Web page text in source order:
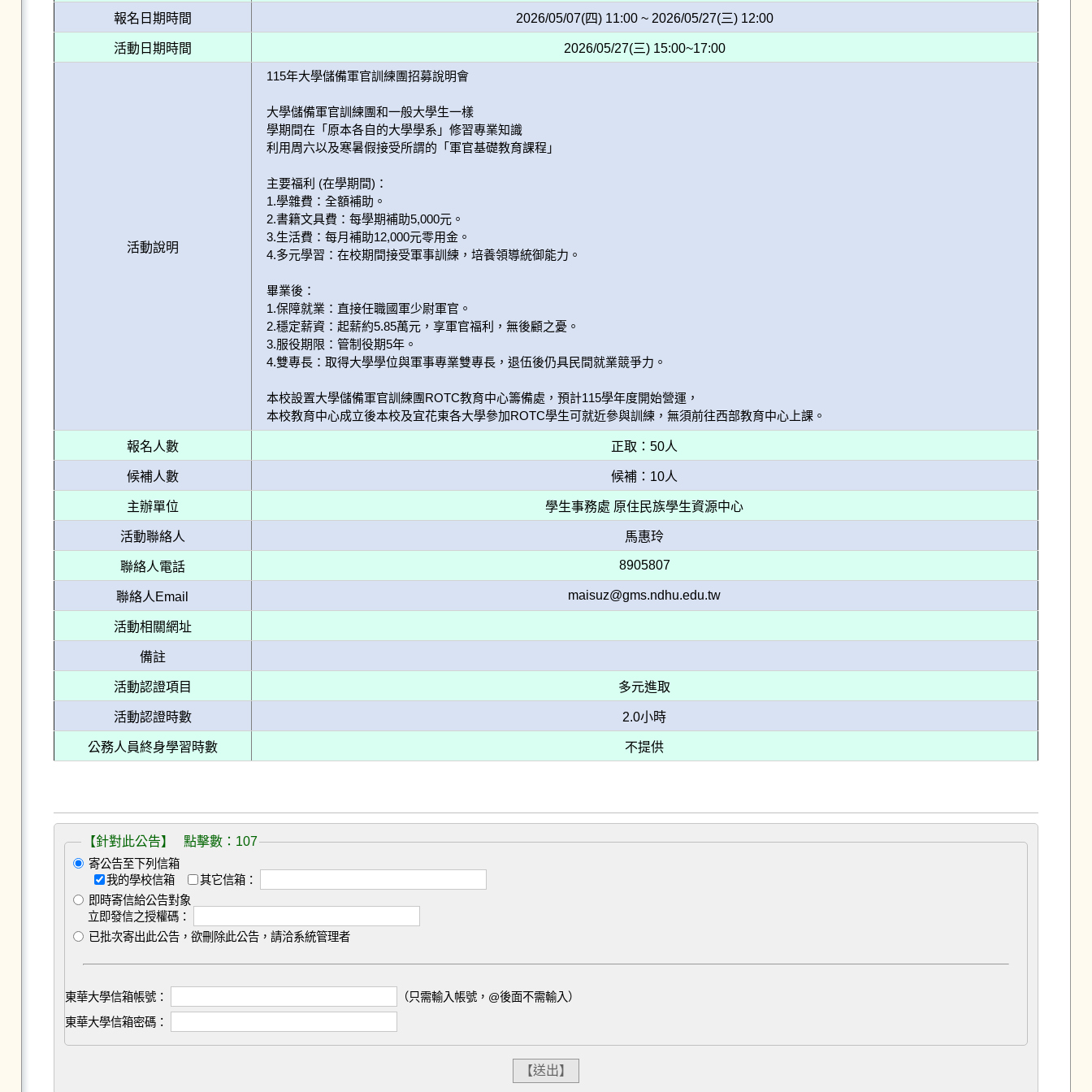
報名日期時間 2026/05/07(四) 11:00 ~ 2026/05/27(三) 12:00
活動日期時間 2026/05/27(三) 15:00~17:00
活動說明
115年大學儲備軍官訓練團招募說明會
大學儲備軍官訓練團和一般大學生一樣
學期間在「原本各自的大學學系」修習專業知識
利用周六以及寒暑假接受所謂的「軍官基礎教育課程」
主要福利 (在學期間)：
1.學雜費：全額補助。
2.書籍文具費：每學期補助5,000元。
3.生活費：每月補助12,000元零用金。
4.多元學習：在校期間接受軍事訓練，培養領導統御能力。
畢業後：
1.保障就業：直接任職國軍少尉軍官。
2.穩定薪資：起薪約5.85萬元，享軍官福利，無後顧之憂。
3.服役期限：管制役期5年。
4.雙專長：取得大學學位與軍事專業雙專長，退伍後仍具民間就業競爭力。
本校設置大學儲備軍官訓練團ROTC教育中心籌備處，預計115學年度開始營運，
本校教育中心成立後本校及宜花東各大學參加ROTC學生可就近參與訓練，無須前往西部教育中心上課。
報名人數 正取：50人
候補人數 候補：10人
主辦單位 學生事務處 原住民族學生資源中心
活動聯絡人 馬惠玲
聯絡人電話 8905807
聯絡人Email maisuz@gms.ndhu.edu.tw
活動相關網址
備註
活動認證項目 多元進取
活動認證時數 2.0小時
公務人員終身學習時數 不提供
【針對此公告】 點擊數：107
寄公告至下列信箱
我的學校信箱
其它信箱：
即時寄信給公告對象
立即發信之授權碼：
已批次寄出此公告，欲刪除此公告，請洽系統管理者
東華大學信箱帳號：
（只需輸入帳號，@後面不需輸入）
東華大學信箱密碼：